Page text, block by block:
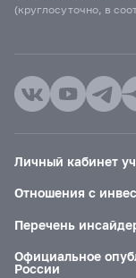
(круглосуточно, в
Личный кабинет
Отношения с
Перечень
Официальное
России